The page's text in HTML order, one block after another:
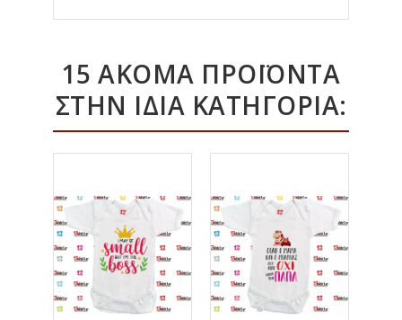
15 ΑΚΌΜΑ ΠΡΟΪΌΝΤΑ
ΣΤΗΝ ΊΔΙΑ ΚΑΤΗΓΟΡΊΑ: